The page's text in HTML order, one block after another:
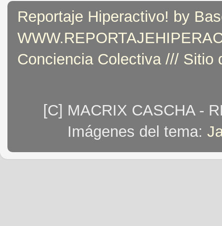
Reportaje Hiperactivo! by
Conciencia Colectiva /// Sitio
[C] MACRIX CASCHA -
Imágenes del tema: